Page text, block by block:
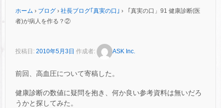
ホーム › ブログ › 社長ブログ｢真実の口｣ ›
「真実の口」91 健康診断(医
者)が病人を作る？②
投稿日: 2010年5月3日 作成者: ASK Inc.
前回、高血圧について寄稿した。
健康診断の数値に疑問を抱き、何か良い参考資料は無いだろ
うかと探してみた。